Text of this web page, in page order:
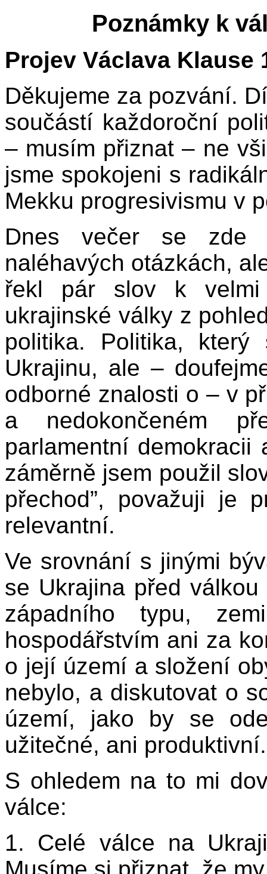
Poznámky k
Projev Václava Klause
Děkujeme za pozvání.
součástí každoroční
– musím přiznat – ne
jsme spokojeni s
Mekku progresivismu v
Dnes večer se zde
naléhavých otázkách,
řekl pár slov k velmi
ukrajinské války z
politika. Politika,
Ukrajinu, ale –
odborné znalosti o – v
a nedokončeném
parlamentní
záměrně jsem použil
přechod”, považuji je
relevantní.
Ve srovnání s jinými
se Ukrajina před
západního typu,
hospodářstvím ani za
o její území a složení
nebylo, a diskutovat o
území, jako by se
užitečné, ani produktivní.
S ohledem na to mi
válce:
1. Celé válce na